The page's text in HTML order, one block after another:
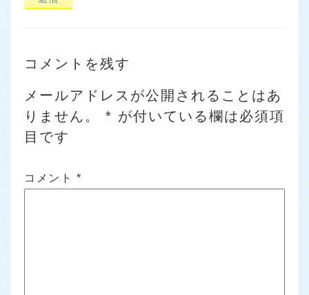
コメントを残す
メールアドレスが公開されることはあ
りません。
* が付いている欄は必須項
目です
コメント *